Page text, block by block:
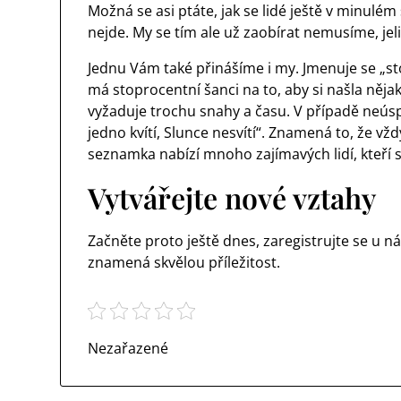
Možná se asi ptáte, jak se lidé ještě v
nejde. My se tím ale už zaobírat nemusíme,
Jednu Vám také přinášíme i my. Jmenuje se
má stoprocentní šanci na to, aby si našla
vyžaduje trochu snahy a času. V případě
jedno kvítí, Slunce nesvítí“. Znamená to, že
seznamka nabízí mnoho zajímavých lidí, kteří
Vytvářejte nové vztahy
Začněte proto ještě dnes, zaregistrujte se u
znamená skvělou příležitost.
Nezařazené